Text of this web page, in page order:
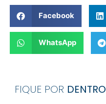
Facebook
WhatsApp
FIQUE POR DENTRO